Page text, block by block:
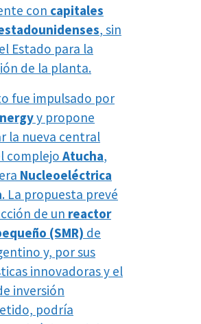
con capitales
, sin
Estado para la
de la planta.
fue impulsado por
y propone
la nueva central
complejo Atucha,
Nucleoeléctrica
. La propuesta prevé
de un reactor
(SMR) de
y, por sus
innovadoras y el
inversión
podría